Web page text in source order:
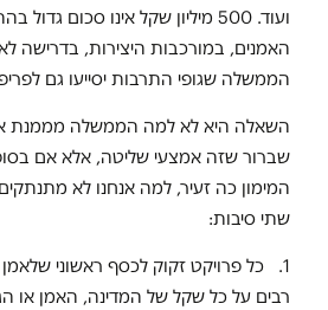
ועוד. 500 מיליון שקל אינו סכום
האמנים, במורכבות היצירות, בדרישה
הממשלה שגופי התרבות יסייעו גם
השאלה היא לא למה הממשלה מממנת
שברור שזה אמצעי שליטה, אלא אם
המימון כה זעיר, למה אנחנו לא
שתי סיבות:
1. כל פרויקט זקוק לכסף ראשוני
רבים על כל שקל של המדינה, האמן או